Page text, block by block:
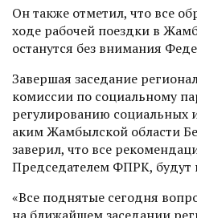
Он также отметил, что все
ходе рабочей поездки в
останутся без внимания
Завершая заседание
комиссии по социальному
регулированию социальных
аким Жамбылской области
заверил, что все
Председателем ФПРК,
«Все поднятые сегодня